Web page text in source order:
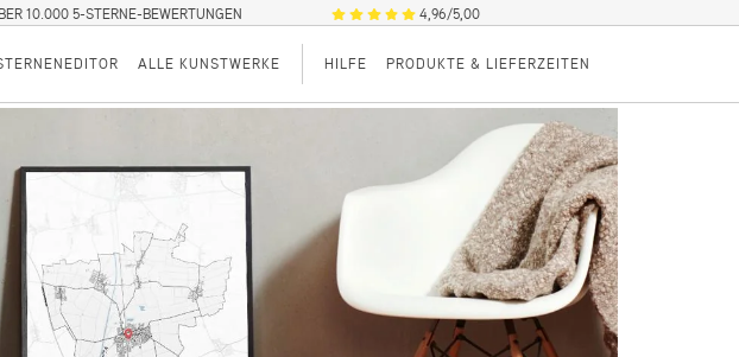
10.000 5-STERNE-BEWERTUNGEN 4,96/5,00
ALLE KUNSTWERKE HILFE PRODUKTE & LIEFERZEITEN